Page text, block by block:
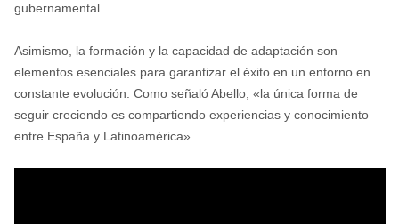
gubernamental.
Asimismo, la formación y la capacidad de adaptación son
elementos esenciales para garantizar el éxito en un entorno en
constante evolución. Como señaló Abello, «la única forma de
seguir creciendo es compartiendo experiencias y conocimiento
entre España y Latinoamérica».